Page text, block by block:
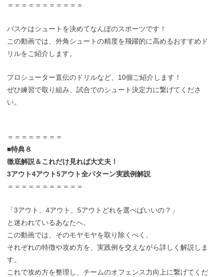
＝＝＝＝＝＝＝＝＝＝＝
バスケはシュートを決めてなんぼのスポーツです！
この動画では、外角シュートの精度を飛躍的に高めるおすすめド
リルをご紹介します。
プロシューター直伝のドリルなど、10個ご紹介します！
ぜひ練習で取り組み、試合でのシュート決定力に繋げてくださ
い。
＝＝＝＝＝＝＝＝
■特典８
徹底解説＆これだけ見れば大丈夫！
3アウト4アウト5アウト全パターン実践例解説
＝＝＝＝＝＝＝＝＝＝＝
「3アウト、4アウト、5アウトどれを選べばいいの？」
と迷われているあなたへ。
この動画では、そのモヤモヤを取り除くべく、
それぞれの特徴や攻め方を、実践例を交えながら詳しく解説しま
す。
これで攻め方を整理し、チームのオフェンス力向上に繋げてくだ